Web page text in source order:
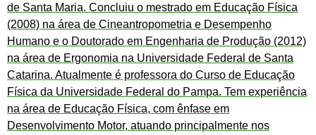
de Santa Maria. Concluiu o mestrado em Educação Física
(2008) na área de Cineantropometria e Desempenho
Humano e o Doutorado em Engenharia de Produção (2012)
na área de Ergonomia na Universidade Federal de Santa
Catarina. Atualmente é professora do Curso de Educação
Física da Universidade Federal do Pampa. Tem experiência
na área de Educação Física, com ênfase em
Desenvolvimento Motor, atuando principalmente nos